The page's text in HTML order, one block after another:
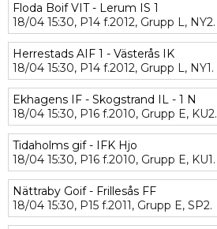
Floda Boif VIT - Lerum IS 1
18/04 15:30, P14 f.2012, Grupp L, NY2.
Herrestads AIF 1 - Västerås IK
18/04 15:30, P14 f.2012, Grupp L, NY1.
Ekhagens IF - Skogstrand IL - 1 N
18/04 15:30, P16 f.2010, Grupp E, KU2.
Tidaholms gif - IFK Hjo
18/04 15:30, P16 f.2010, Grupp E, KU1.
Nättraby Goif - Frillesås FF
18/04 15:30, P15 f.2011, Grupp E, SP2.